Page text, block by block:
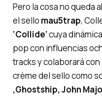
Pero la cosa no queda
el sello mau5trap,
‘Collide’cuya
pop con influencias
tracks y colaborará
crèmedel sello como
,Ghostship, John